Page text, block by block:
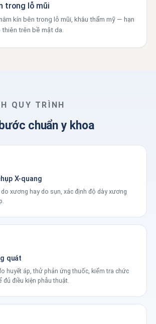
trong lỗ mũi
kín bên trong lỗ mũi, khâu thẩm mỹ — hạn
trên bề mặt da.
QUY TRÌNH
chuẩn y khoa
X-quang
xương hay do sụn, xác định độ dày xương
quát
huyết áp, thử phản ứng thuốc, kiểm tra chức
điều kiện phẫu thuật.